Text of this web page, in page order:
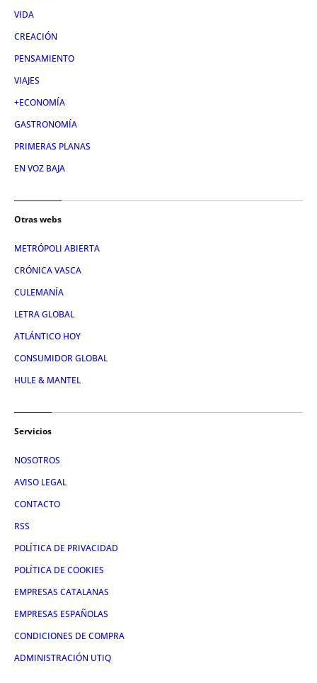
VIDA
CREACIÓN
PENSAMIENTO
VIAJES
+ECONOMÍA
GASTRONOMÍA
PRIMERAS PLANAS
EN VOZ BAJA
Otras webs
METRÓPOLI ABIERTA
CRÓNICA VASCA
CULEMANÍA
LETRA GLOBAL
ATLÁNTICO HOY
CONSUMIDOR GLOBAL
HULE & MANTEL
Servicios
NOSOTROS
AVISO LEGAL
CONTACTO
RSS
POLÍTICA DE PRIVACIDAD
POLÍTICA DE COOKIES
EMPRESAS CATALANAS
EMPRESAS ESPAÑOLAS
CONDICIONES DE COMPRA
ADMINISTRACIÓN UTIQ